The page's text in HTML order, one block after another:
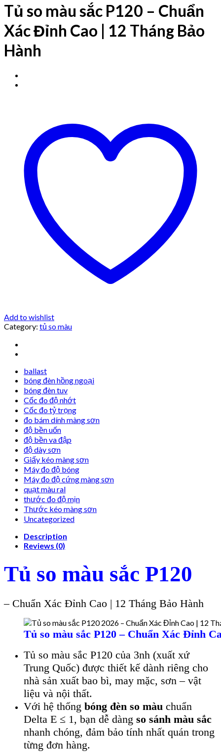
Tủ so màu sắc P120 – Chuẩn
Xác Đỉnh Cao | 12 Tháng Bảo
Hành
Add to wishlist
Category: tủ so màu
ballast
bóng đèn hồng ngoại
bóng đèn tuv
Cốc đo độ nhớt
Cốc đo tỷ trọng
đo bám dính màng sơn
độ bền uốn
độ bền va đập
độ dày sơn
Giấy kéo màng sơn
Máy đo độ bóng
Máy đo độ cứng màng sơn
quạt màu ral
thước đo độ mịn
Thước kéo màng sơn
Uncategorized
Description
Reviews (0)
Tủ so màu sắc P120
– Chuẩn Xác Đỉnh Cao | 12 Tháng Bảo Hành
Tủ so màu sắc P120 – Chuẩn Xác Đỉnh
Tủ so màu sắc P120 của 3nh (xuất xứ
Trung Quốc) được thiết kế dành riêng cho
nhà sản xuất bao bì, may mặc, sơn – vật
liệu và nội thất.
Với hệ thống bóng đèn so màu chuẩn
Delta E ≤ 1, bạn dễ dàng so sánh màu sắc
nhanh chóng, đảm bảo tính nhất quán trong
từng đơn hàng.